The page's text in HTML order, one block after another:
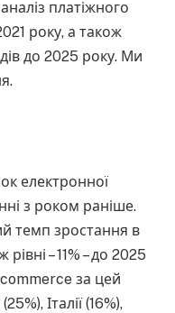
платіжного
року, а також
до 2025 року. Ми
електронної
з роком раніше.
темп зростання в
– 11% – до 2025
за цей
Італії (16%),